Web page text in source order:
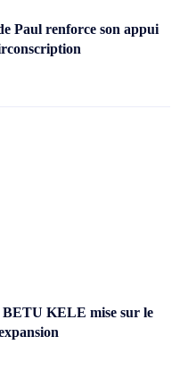
Paul renforce son appui
BETU KELE mise sur le